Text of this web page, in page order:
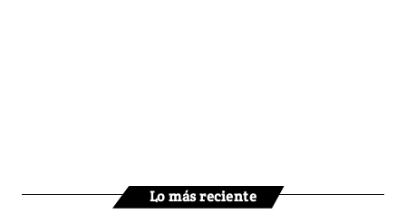
Lo más reciente